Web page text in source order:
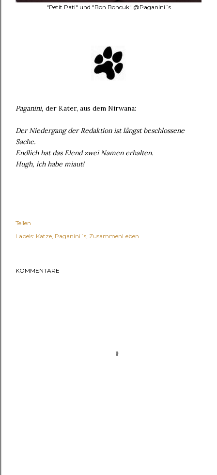
"Petit Pati" und "Bon Boncuk" @Paganini´s
Paganini, der Kater, aus dem Nirwana:
Der Niedergang der Redaktion ist längst beschlossene
Sache.
Endlich hat das Elend zwei Namen erhalten.
Hugh, ich habe miaut!
Teilen
Labels: Katze Paganini´s ZusammenLeben
KOMMENTARE